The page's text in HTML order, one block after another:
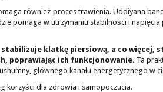
również proces trawienia. Uddiyana
pomaga w utrzymaniu stabilności i napięcia
klatkę piersiową, a co więcej,
poprawiając ich funkcjonowanie. Ta
głównego kanału energetycznego w
korzyści dla zdrowia i samopoczucia.